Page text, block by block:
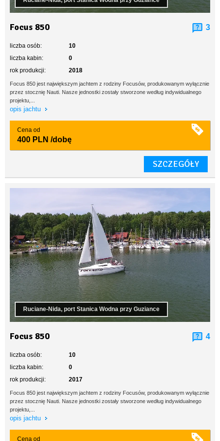
Focus 850 3
liczba osób:
10
liczba kabin:
0
rok produkcji:
2018
Focus 850 jest największym jachtem z rodziny Focusów, produkowanym wyłącznie
przez stocznię Nauti. Nasze jednostki zostały stworzone według indywidualnego
projektu,...
opis jachtu
Cena od
400 PLN /dobę
SZCZEGÓŁY
Ruciane-Nida, port Stanica Wodna przy Guziance
Focus 850 4
liczba osób:
10
liczba kabin:
0
rok produkcji:
2017
Focus 850 jest największym jachtem z rodziny Focusów, produkowanym wyłącznie
przez stocznię Nauti. Nasze jednostki zostały stworzone według indywidualnego
projektu,...
opis jachtu
Cena od